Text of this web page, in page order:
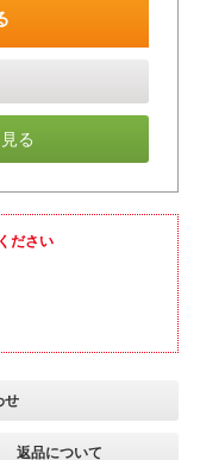
る
ださい
せ
返品について